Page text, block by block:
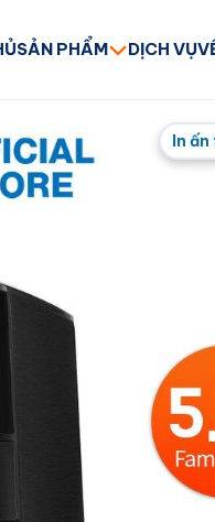
SẢN PHẨM DỊCH VỤ
In